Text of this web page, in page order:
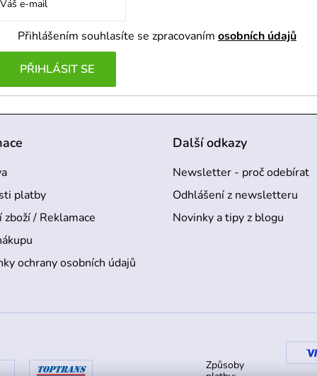
Přihlášením souhlasíte se zpracovaním osobních údajů
PŘIHLÁSIT SE
platby
zboží / Reklamace
ochrany osobních údajů
Další odkazy
Newsletter - proč odebírat
Odhlášení z newsletteru
Novinky a tipy z blogu
Způsoby